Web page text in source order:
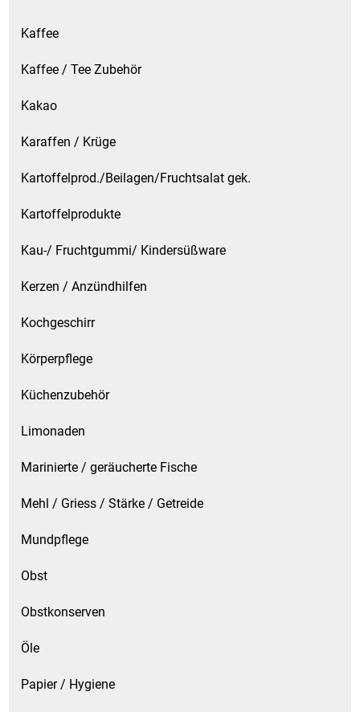
Kaffee
Kaffee / Tee Zubehör
Kakao
Karaffen / Krüge
Kartoffelprod./Beilagen/Fruchtsalat gek.
Kartoffelprodukte
Kau-/ Fruchtgummi/ Kindersüßware
Kerzen / Anzündhilfen
Kochgeschirr
Körperpflege
Küchenzubehör
Limonaden
Marinierte / geräucherte Fische
Mehl / Griess / Stärke / Getreide
Mundpflege
Obst
Obstkonserven
Öle
Papier / Hygiene